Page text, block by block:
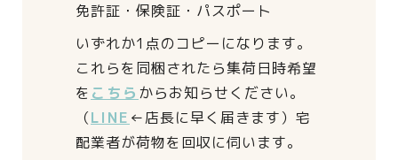
免許証・保険証・パスポート
いずれか1点のコピーになります。
これらを同梱されたら集荷日時希望
を こちら からお知らせください。
（LINE ←店長に早く届きます） 宅
配業者が荷物を回収に伺います。